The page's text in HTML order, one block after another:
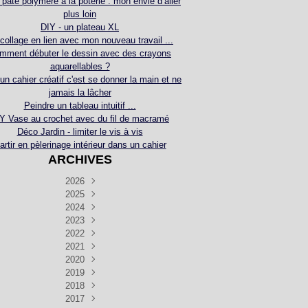
plus loin
DIY - un plateau XL
en lien avec mon nouveau travail ...
débuter le dessin avec des crayons
aquarellables ?
cahier créatif c'est se donner la main et ne
jamais la lâcher
Peindre un tableau intuitif ...
Vase au crochet avec du fil de macramé
Déco Jardin - limiter le vis à vis
en pèlerinage intérieur dans un cahier
ARCHIVES
2026
Juillet(5)
Juin
(4)
Mai
(3)
Avril
(3)
Mars
(3)
Janvier(1)
2025
Décembre
Novembre
Octobre
Septembre
Août
(1)
Juillet(2)
Juin
(1)
Mai
(1)
2024
Décembre
Novembre
Octobre
Septembre
Août
(2)
Juillet(4)
Juin
(4)
2023
Décembre
Novembre
Octobre
Septembre
Août
(2)
Juillet(1)
2022
Décembre
Novembre
Octobre
Septembre
Août
(4)
2021
Décembre
Novembre
Septembre
Août
(2)
2020
Décembre
Novembre
Octobre
2019
Décembre
Novembre
2018
Décembre
2017